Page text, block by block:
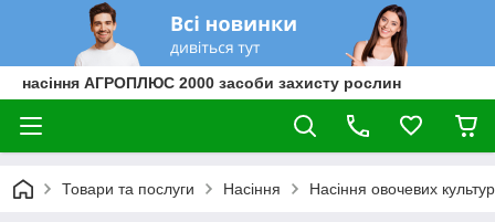
насіння АГРОПЛЮС 2000 засоби захисту рослин
Товари та послуги Насіння Насіння овочевих культур